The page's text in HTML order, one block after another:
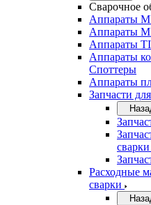
Сварочное
Аппараты
Аппараты
Аппараты
Аппараты
Споттеры
Аппараты
Запчасти
Расходные
сварки